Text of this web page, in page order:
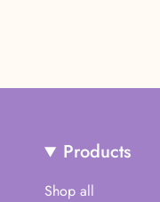
Products
Shop all